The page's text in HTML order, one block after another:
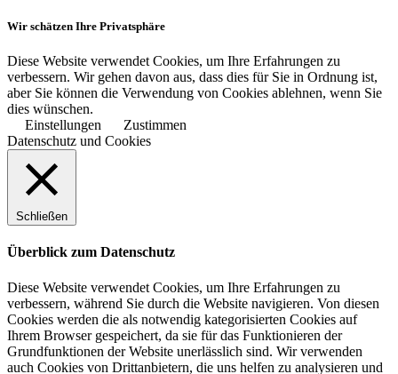
Wir schätzen Ihre Privatsphäre
Diese Website verwendet Cookies, um Ihre Erfahrungen zu
verbessern. Wir gehen davon aus, dass dies für Sie in Ordnung ist,
aber Sie können die Verwendung von Cookies ablehnen, wenn Sie
dies wünschen.
Einstellungen
Zustimmen
Datenschutz und Cookies
Schließen
Überblick zum Datenschutz
Diese Website verwendet Cookies, um Ihre Erfahrungen zu
verbessern, während Sie durch die Website navigieren. Von diesen
Cookies werden die als notwendig kategorisierten Cookies auf
Ihrem Browser gespeichert, da sie für das Funktionieren der
Grundfunktionen der Website unerlässlich sind. Wir verwenden
auch Cookies von Drittanbietern, die uns helfen zu analysieren und